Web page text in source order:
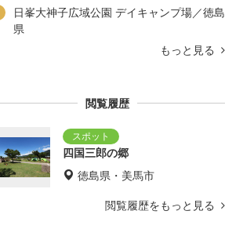
日峯大神子広域公園 デイキャンプ場／徳島
県
もっと見る
閲覧履歴
四国三郎の郷
徳島県・美馬市
閲覧履歴をもっと見る